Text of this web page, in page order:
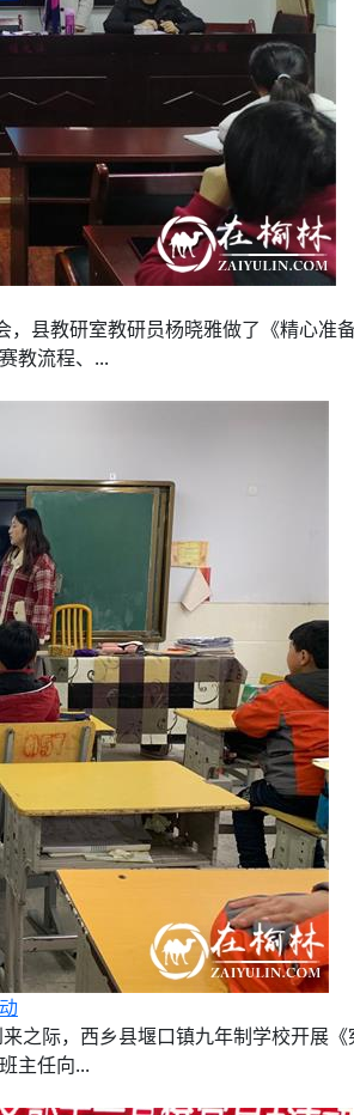
县教研室教研员杨晓雅做了《精心
教流程、...
之际，西乡县堰口镇九年制学校开展
主任向...